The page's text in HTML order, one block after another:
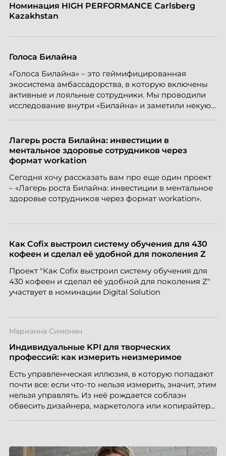
Номинация HIGH PERFORMANCE Carlsberg
Kazakhstan
Голоса Билайна
«Голоса Билайна» – это геймифицированная
экосистема амбассадорства, в которую включены
активные и лояльные сотрудники. Мы проводили
исследование внутри «Билайна» и заметили некую
благодарности и публичного признания.
Лагерь роста Билайна: инвестиции в
ментальное здоровье сотрудников через
формат workation
Сегодня хочу рассказать вам про еще один проект
– «Лагерь роста Билайна: инвестиции в ментальное
здоровье сотрудников через формат workation».
Как Cofix выстроил систему обучения для 430
кофеен и сделал её удобной для поколения Z
Проект "Как Cofix выстроил систему обучения для
430 кофеен и сделал её удобной для поколения Z"
участвует в номинации Digital Solution
Марианна Симонян
Индивидуальные KPI для творческих
профессий: как измерить неизмеримое
Есть управленческая иллюзия, в которую попадают
почти все: если что-то нельзя измерить, значит, этим
нельзя управлять. Из неё рождается соблазн
обвесить дизайнера, маркетолога или копирайтера
а движение. А творческая работа — это тот редкий